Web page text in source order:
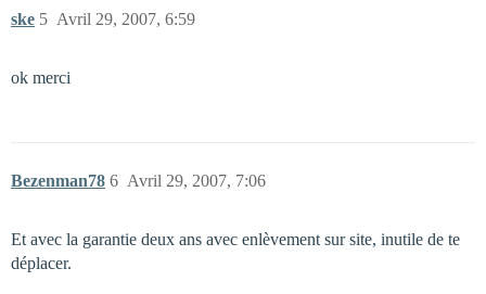
ske Avril 29, 2007, 6:59
5
ok merci
Bezenman78 Avril 29, 2007, 7:06
6
Et avec la garantie deux ans avec enlèvement sur site, inutile de te
déplacer.